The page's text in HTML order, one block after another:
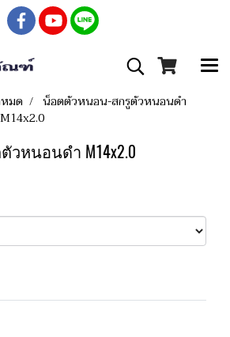
มด
น็อตตัวหนอน-สกรูตัวหนอนดำ
วหนอนดำ M14x2.0